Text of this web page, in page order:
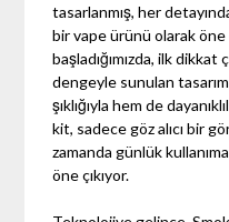
tasarlanmış, her
bir vape ürünü olarak öne
başladığımızda, ilk
dengeyle sunulan
şıklığıyla hem de
kit, sadece göz alıcı bir
zamanda günlük
öne çıkıyor.